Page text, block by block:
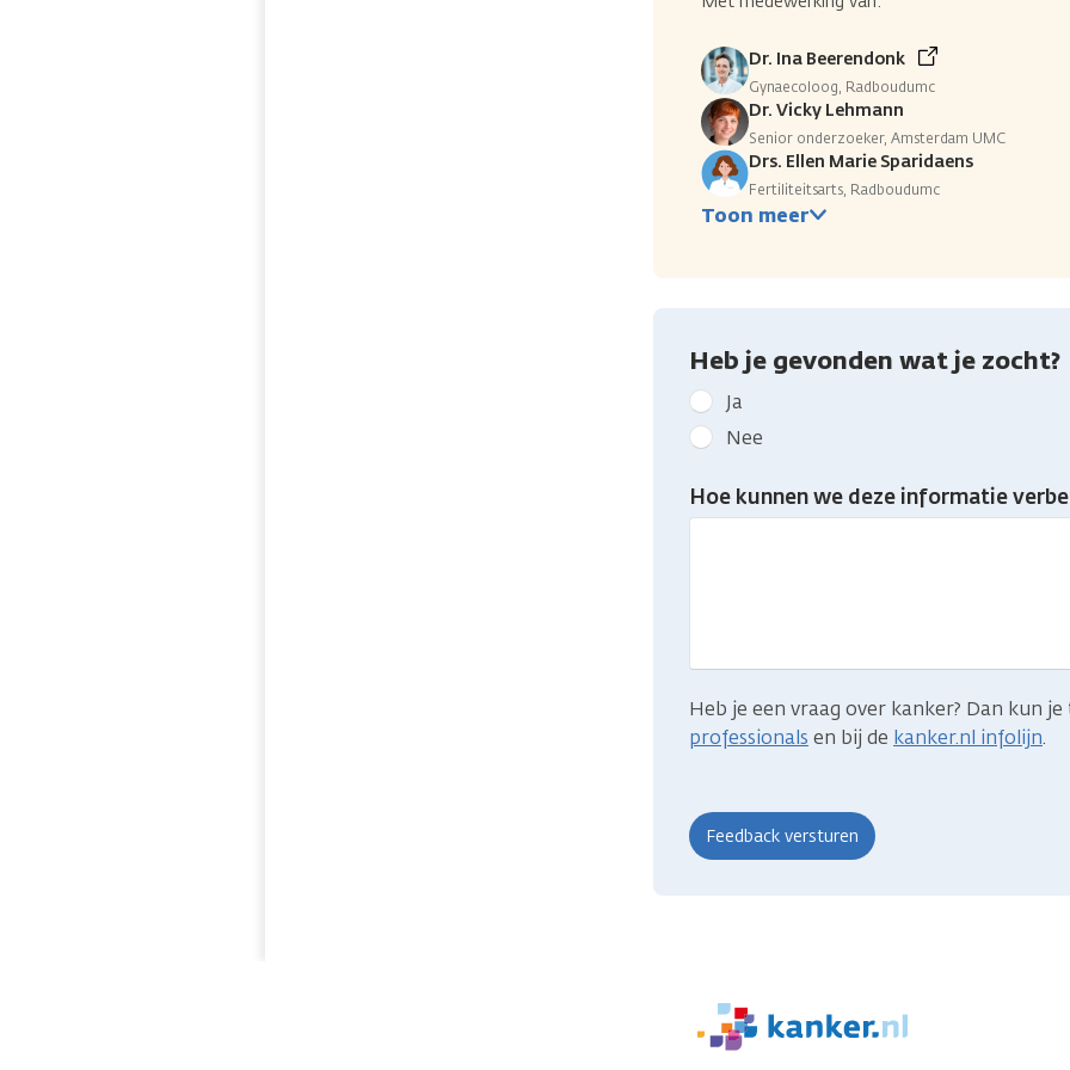
Dr. Ina Beerendonk
Gynaecoloog, Radboudumc
Dr. Vicky Lehmann
Senior onderzoeker, Amsterdam UMC
Drs. Ellen Marie Sparidaens
Fertiliteitsarts, Radboudumc
Toon meer
Heb je gevonden wat je zocht?
Geef
kanker.nl
feedback:
Heb
je
Ja
Nee
Hoe kunnen we deze informatie
Heb je een vraag over kanker? Dan kun
professionals en bij de kanker.nl infolijn.
We